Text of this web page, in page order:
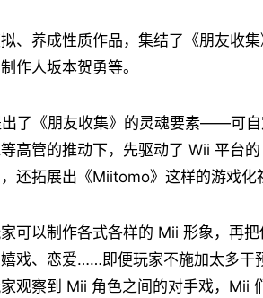
、养成性质作品，集结了《朋友收
作人坂本贺勇等。
了《朋友收集》的灵魂要素——可
高管的推动下，先驱动了 Wii 平台
还拓展出《Miitomo》这样的游戏化
可以制作各式各样的 Mii 形象，再
戏、恋爱……即便玩家不施加太多干
观察到 Mii 角色之间的对手戏，Mii